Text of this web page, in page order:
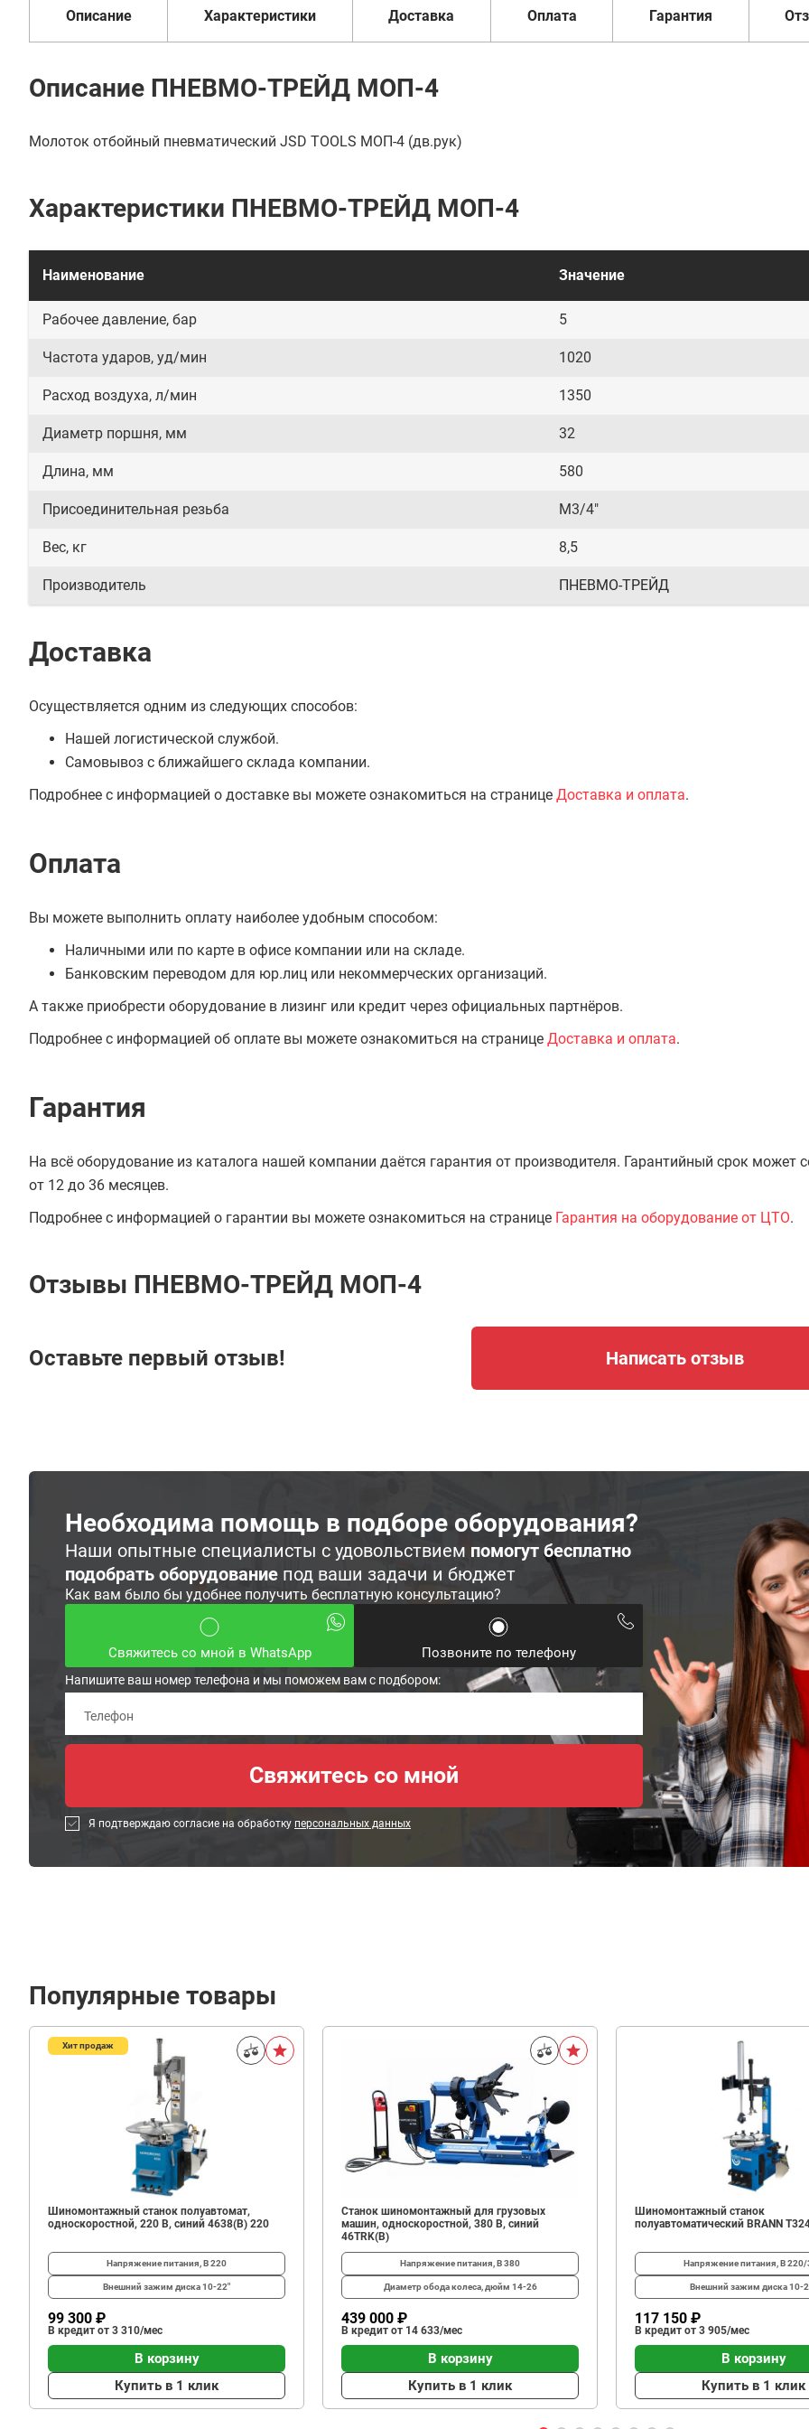
Описание Характеристики Доставка Оплата Гарантия
Описание ПНЕВМО-ТРЕЙД МОП-4
Молоток отбойный пневматический JSD TOOLS МОП-4 (дв.рук)
Характеристики ПНЕВМО-ТРЕЙД МОП-4
Наименование Значение
Рабочее давление, бар 5
Частота ударов, уд/мин 1020
Расход воздуха, л/мин 1350
Диаметр поршня, мм 32
Длина, мм 580
Присоединительная резьба М3/4"
Вес, кг 8,5
Производитель ПНЕВМО-ТРЕЙД
Доставка
Осуществляется одним из следующих способов:
Нашей логистической службой.
Самовывоз с ближайшего склада компании.
Подробнее с информацией о доставке вы можете ознакомиться на странице Доставка и оплата.
Оплата
Вы можете выполнить оплату наиболее удобным способом:
Наличными или по карте в офисе компании или на складе.
Банковским переводом для юр.лиц или некоммерческих организаций.
А также приобрести оборудование в лизинг или кредит через официальных партнёров.
Подробнее с информацией об оплате вы можете ознакомиться на странице Доставка и оплата.
Гарантия
На всё оборудование из каталога нашей компании даётся гарантия от производителя. Гарантийный срок может
от 12 до 36 месяцев.
Подробнее с информацией о гарантии вы можете ознакомиться на странице Гарантия на оборудование от ЦТО.
Отзывы ПНЕВМО-ТРЕЙД МОП-4
Оставьте первый отзыв! Написать отзыв
Необходима помощь в подборе оборудования?
Наши опытные специалисты с удовольствием помогут бесплатно
подобрать оборудование под ваши задачи и бюджет
Как вам было бы удобнее получить бесплатную консультацию?
Свяжитесь со мной в WhatsApp Позвоните по телефону
Напишите ваш номер телефона и мы поможем вам с подбором:
Я подтверждаю согласие на обработку персональных данных
Популярные товары
Хит продаж
Шиномонтажный станок полуавтомат,
односкоростной, 220 В, синий 4638(B) 220
Напряжение питания, В220
Внешний зажим диска10-22"
99 300 ₽
В кредит от 3 310/мес
В корзину
Купить в 1 клик
Станок шиномонтажный для грузовых
машин, односкоростной, 380 В, синий
46TRK(B)
Напряжение питания, В380
Диаметр обода колеса, дюйм 14-26
439 000 ₽
В кредит от 14 633/мес
В корзину
Купить в 1 клик
Шиномонтажный станок
полуавтоматический BRANN
Напряжение питания, В220/
Внешний зажим диска10-
117 150 ₽
В кредит от 3 905/мес
В корзину
Купить в 1 клик